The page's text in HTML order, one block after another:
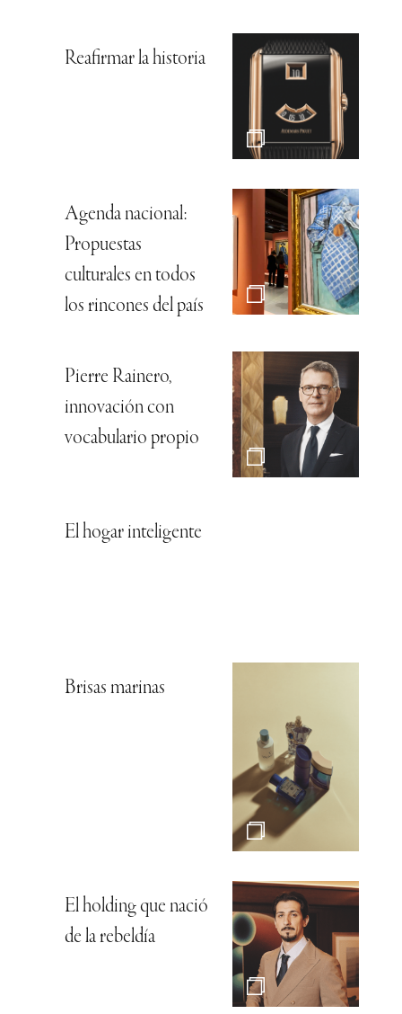
Reafirmar la historia
Agenda nacional:
Propuestas
culturales en todos
los rincones del país
Pierre Rainero,
innovación con
vocabulario propio
El hogar inteligente
Brisas marinas
El holding que nació
de la rebeldía